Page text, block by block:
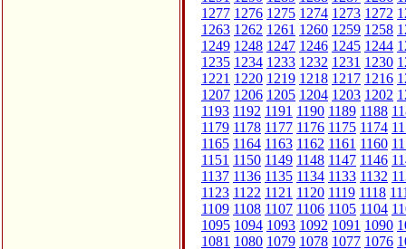
1277 1276 1275 1274 1273 1272
1263 1262 1261 1260 1259 1258
1249 1248 1247 1246 1245 1244
1235 1234 1233 1232 1231 1230
1221 1220 1219 1218 1217 1216
1207 1206 1205 1204 1203 1202
1193 1192 1191 1190 1189 1188
1179 1178 1177 1176 1175 1174
1165 1164 1163 1162 1161 1160
1151 1150 1149 1148 1147 1146
1137 1136 1135 1134 1133 1132
1123 1122 1121 1120 1119 1118
1109 1108 1107 1106 1105 1104
1095 1094 1093 1092 1091 1090
1081 1080 1079 1078 1077 1076